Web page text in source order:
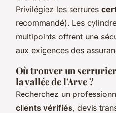
Privilégiez les serrures
recommandé). Les
multipoints offrent une
aux exigences des
Où trouver un
la vallée de l'Arve ?
Recherchez un
clients vérifiés, devis